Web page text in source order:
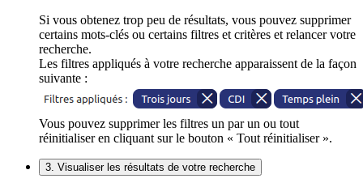
Si vous obtenez trop peu de résultats, vous pouvez supprimer
certains mots-clés ou certains filtres et critères et relancer votre
recherche.
Les filtres appliqués à votre recherche apparaissent de la façon
suivante :
Vous pouvez supprimer les filtres un par un ou tout
réinitialiser en cliquant sur le bouton « Tout réinitialiser ».
3. Visualiser les résultats de votre recherche